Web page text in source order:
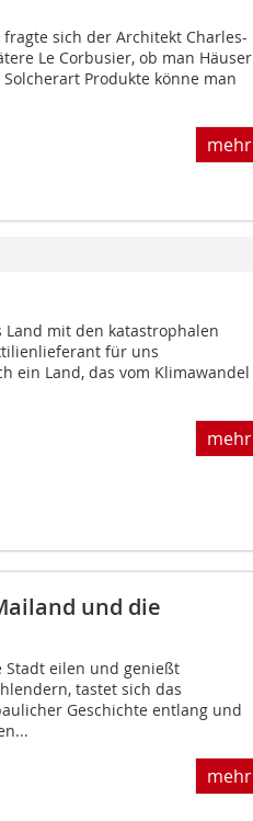
sich der Architekt Charles-
Le Corbusier, ob man Häuser
Produkte könne man
mehr
Land mit den katastrophalen
für uns
ein Land, das vom Klimawandel
mehr
und die
eilen und genießt
tastet sich das
Geschichte entlang und
mehr